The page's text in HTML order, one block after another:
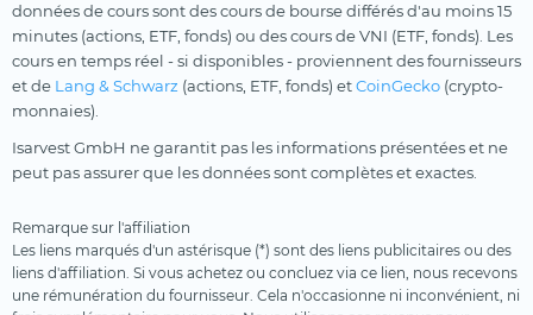
données de cours sont des cours de bourse différés d'au moins 15
minutes (actions, ETF, fonds) ou des cours de VNI (ETF, fonds). Les
cours en temps réel - si disponibles - proviennent des fournisseurs
et de Lang & Schwarz (actions, ETF, fonds) etCoinGecko (crypto-
monnaies).
Isarvest GmbH ne garantit pas les informations présentées et ne
peut pas assurer que les données sont complètes et exactes.
Remarque sur l'affiliation
Les liens marqués d'un astérisque (*) sont des liens publicitaires ou des
liens d'affiliation. Si vous achetez ou concluez via ce lien, nous recevons
une rémunération du fournisseur. Cela n'occasionne ni inconvénient, ni